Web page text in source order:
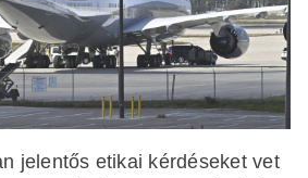
jelentős etikai kérdéseket vet